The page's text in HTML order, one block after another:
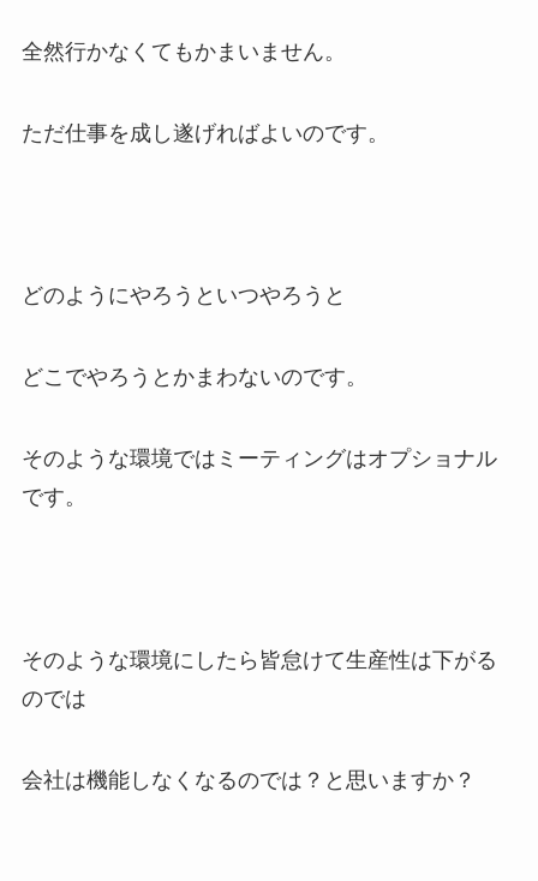
全然行かなくてもかまいません。
ただ仕事を成し遂げればよいのです。
どのようにやろうといつやろうと
どこでやろうとかまわないのです。
そのような環境ではミーティングはオプショナル
です。
そのような環境にしたら皆怠けて生産性は下がる
のでは
会社は機能しなくなるのでは？と思いますか？